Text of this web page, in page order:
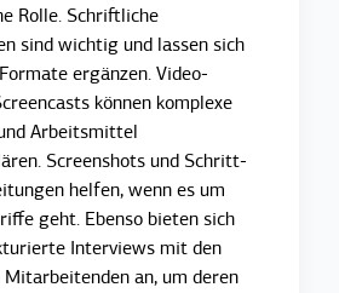
Rolle. Schriftliche
sind wichtig und lassen sich
ergänzen. Video-
können komplexe
Arbeitsmittel
Screenshots und Schritt-
helfen, wenn es um
geht. Ebenso bieten sich
Interviews mit den
Mitarbeitenden an, um deren